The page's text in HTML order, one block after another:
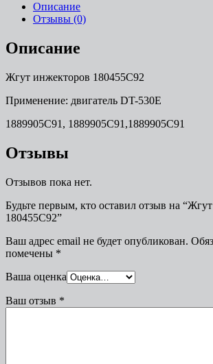
Описание
Отзывы (0)
Описание
Жгут инжекторов 180455С92
Применение: двигатель DT-530E
1889905C91, 1889905C91,1889905С91
Отзывы
Отзывов пока нет.
Будьте первым, кто оставил отзыв на
180455С92”
Ваш адрес email не будет опубликован.
помечены *
Ваша оценка
Ваш отзыв *